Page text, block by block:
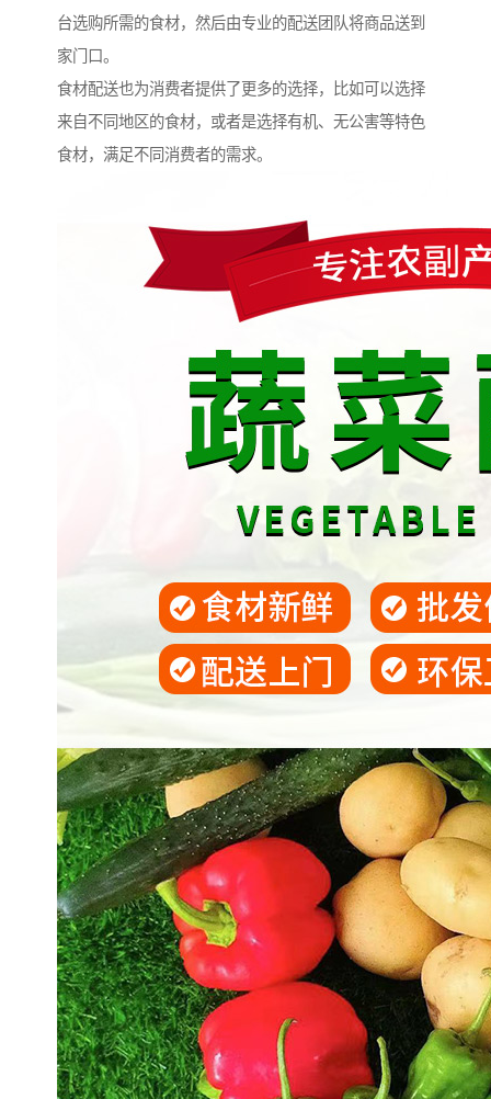
台选购所需的食材，然后由专业的配送团队将商品送到
家门口。
食材配送也为消费者提供了更多的选择，比如可以选择
来自不同地区的食材，或者是选择有机、无公害等特色
食材，满足不同消费者的需求。